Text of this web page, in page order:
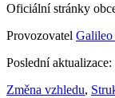
Oficiální stránky
Provozovatel Galileo
Poslední
Změna vzhledu,